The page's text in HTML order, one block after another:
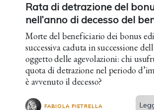
Rata di detrazione del
nell’anno di decesso del
Morte del beneficiario dei bonus
successiva caduta in successione
oggetto delle agevolazioni: chi
quota di detrazione nel periodo
è avvenuto il decesso?
FABIOLA PIETRELLA